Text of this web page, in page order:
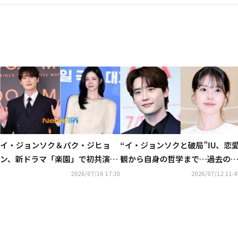
イ・ジョンソク＆パク・ジヒョ
ン、新ドラマ「楽園」で初共演な
2026/07/16 17:30
“イ・ジョンソクと破局”IU、恋
観から自身の哲学まで…過去の発
2026/07/12